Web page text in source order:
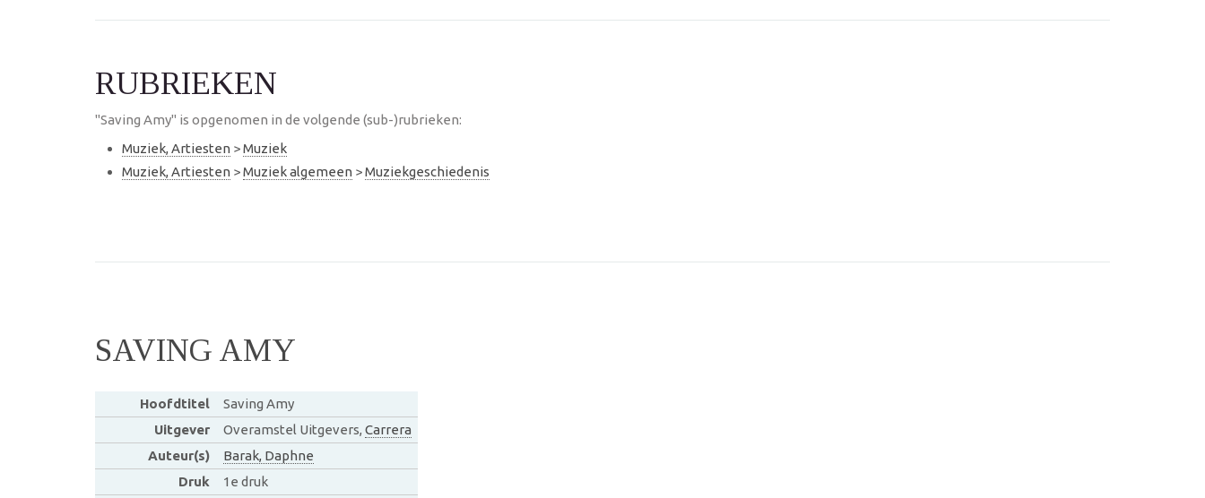
RUBRIEKEN
"Saving Amy" is opgenomen in de volgende (sub-)rubrieken:
Muziek, Artiesten >Muziek
Muziek, Artiesten >Muziek algemeen >Muziekgeschiedenis
SAVING AMY
Hoofdtitel
Saving Amy
Uitgever
Overamstel Uitgevers, Carrera
Auteur(s)
Barak, Daphne
Druk
1e druk